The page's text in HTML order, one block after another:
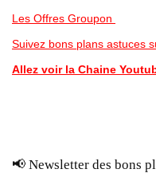
Les Offres Groupon
Suivez bons plans astuces
Allez voir la Chaine
📢 Newsletter des bons